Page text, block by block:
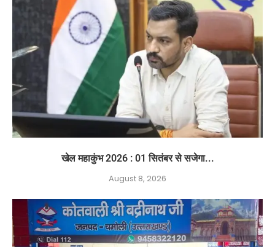
खेल महाकुंभ 2026 : 01 सितंबर से सजेगा...
August 8, 2026